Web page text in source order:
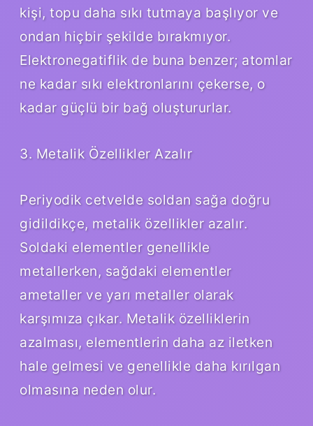
kişi, topu daha sıkı tutmaya başlıyor ve
ondan hiçbir şekilde bırakmıyor.
Elektronegatiflik de buna benzer; atomlar
ne kadar sıkı elektronlarını çekerse, o
kadar güçlü bir bağ oluştururlar.
3. Metalik Özellikler Azalır
Periyodik cetvelde soldan sağa doğru
gidildikçe, metalik özellikler azalır.
Soldaki elementler genellikle
metallerken, sağdaki elementler
ametaller ve yarı metaller olarak
karşımıza çıkar. Metalik özelliklerin
azalması, elementlerin daha az iletken
hale gelmesi ve genellikle daha kırılgan
olmasına neden olur.